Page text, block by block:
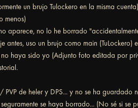
un brujo Tulockero en la misma
menos)
aparece, no lo he borrado
uso un brujo como main (TuLockero)
haya sido yo (Adjunto foto editada por
PVP de heler y DPS... y no se ha
se haya borrado... (No sé si se